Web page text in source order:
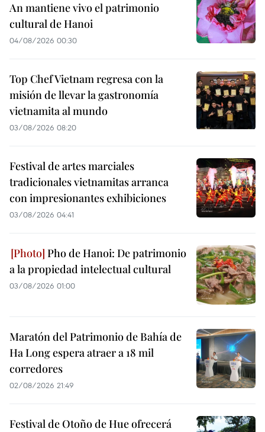
An mantiene vivo el patrimonio
cultural de Hanoi
04/08/2026 00:30
Top Chef Vietnam regresa con la
misión de llevar la gastronomía
vietnamita al mundo
03/08/2026 08:20
Festival de artes marciales
tradicionales vietnamitas arranca
con impresionantes exhibiciones
03/08/2026 04:41
Pho de Hanoi: De patrimonio
a la propiedad intelectual cultural
03/08/2026 01:00
Maratón del Patrimonio de Bahía de
Ha Long espera atraer a 18 mil
corredores
02/08/2026 21:49
Festival de Otoño de Hue ofrecerá